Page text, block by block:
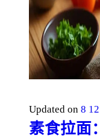
Updated on 8
素食拉面